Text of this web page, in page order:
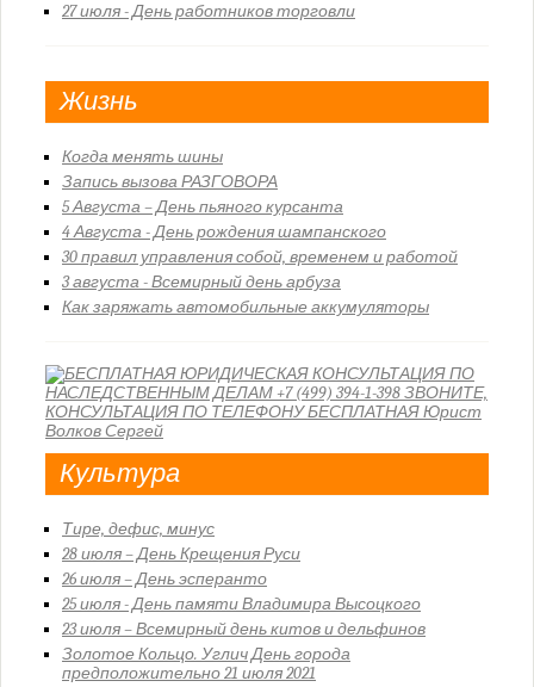
27 июля - День работников торговли
Жизнь
Когда менять шины
Запись вызова РАЗГОВОРА
5 Августа – День пьяного курсанта
4 Августа - День рождения шампанского
30 правил управления собой, временем и работой
3 августа - Всемирный день арбуза
Как заряжать автомобильные аккумуляторы
Культура
Тире, дефис, минус
28 июля – День Крещения Руси
26 июля – День эсперанто
25 июля - День памяти Владимира Высоцкого
23 июля – Всемирный день китов и дельфинов
Золотое Кольцо. Углич День города
предположительно 21 июля 2021